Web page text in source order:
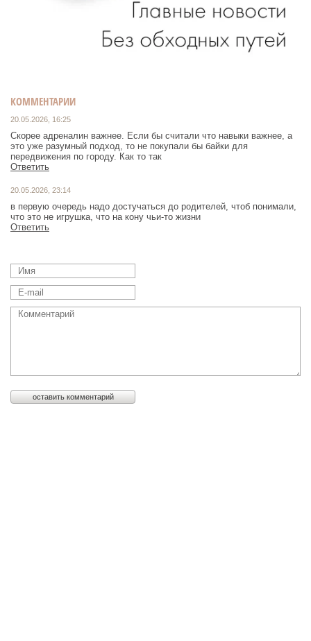
КОММЕНТАРИИ
20.05.2026, 16:25
Скорее адреналин важнее. Если бы считали что навыки важнее, а
это уже разумный подход, то не покупали бы байки для
передвижения по городу. Как то так
Ответить
20.05.2026, 23:14
в первую очередь надо достучаться до родителей, чтоб понимали,
что это не игрушка, что на кону чьи-то жизни
Ответить